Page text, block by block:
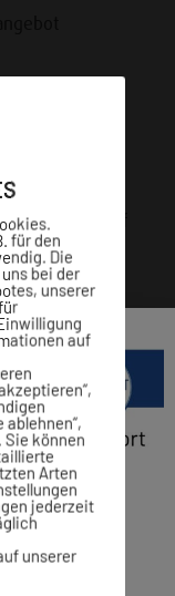
für den
Rehawelt auf
und
sich Ihre
Termin mit.
Dann nehmen
für den
Die
bei der
unserer
auf
ablehnen“,
können
Arten
jederzeit
unserer